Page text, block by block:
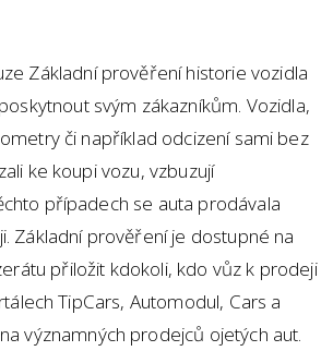
Základní prověření historie vozidla
svým zákazníkům. Vozidla,
či například odcizení sami bez
ke koupi vozu, vzbuzují
případech se auta prodávala
Základní prověření je dostupné na
přiložit kdokoli, kdo vůz k prodeji
TipCars, Automodul, Cars a
významných prodejců ojetých aut.